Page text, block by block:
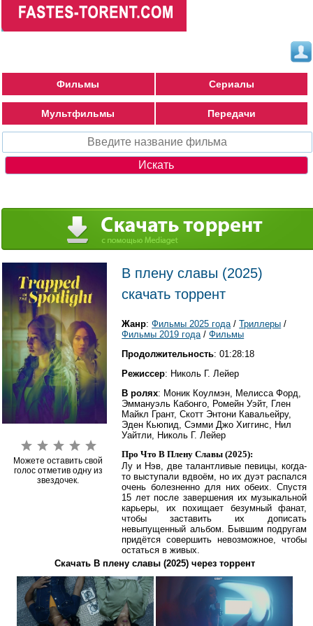
Фильмы Сериалы
Мультфильмы Передачи
Можете оставить свой
голос отметив одну из
звездочек.
В плену славы (2025)
скачать торрент
Жанр:Фильмы 2025 года/Триллеры /
Фильмы 2019 года/Фильмы
Продолжительность: 01:28:18
Режиссер: Николь Г. Лейер
В ролях: Моник Коулмэн, Мелисса Форд,
Эммануэль Кабонго, Ромейн Уэйт, Глен
Майкл Грант, Скотт Энтони Кавальейру,
Эден Кьюпид, Сэмми Джо Хиггинс, Нил
Уайтли, Николь Г. Лейер
Про Что В Плену Славы (2025):
Лу и Нэв, две талантливые певицы, когда-
то выступали вдвоём, но их дуэт распался
очень болезненно для них обеих. Спустя
15 лет после завершения их музыкальной
карьеры, их похищает безумный фанат,
чтобы заставить их дописать
невыпущенный альбом. Бывшим подругам
придётся совершить невозможное, чтобы
остаться в живых.
Скачать В плену славы (2025) через торрент